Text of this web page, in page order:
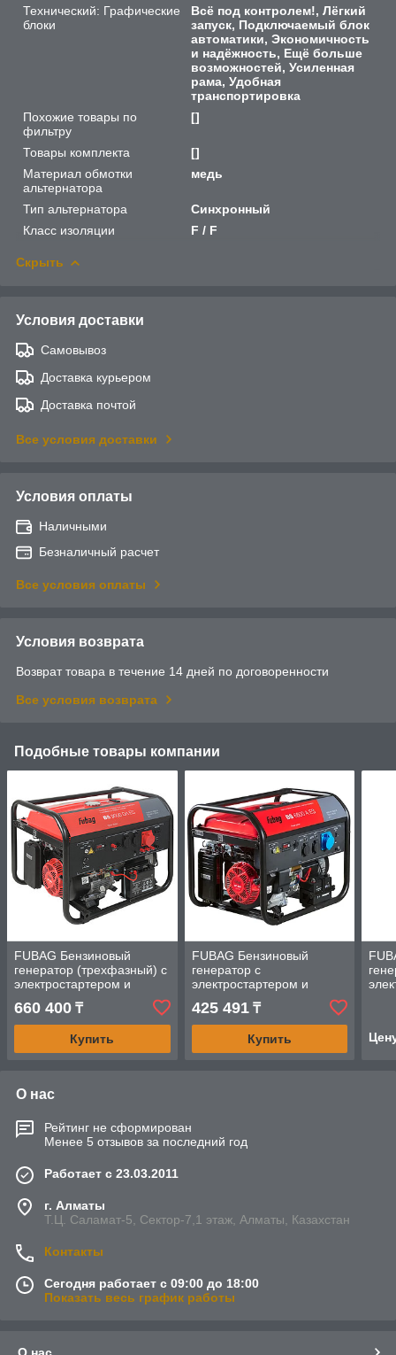
Технический: Графические
блоки
Всё под контролем!, Лёгкий
запуск, Подключаемый блок
автоматики, Экономичность
и надёжность, Ещё больше
возможностей, Усиленная
рама, Удобная
транспортировка
Похожие товары по
фильтру
[]
Товары комплекта
[]
Материал обмотки
альтернатора
медь
Тип альтернатора
Синхронный
Класс изоляции
F / F
Скрыть
Условия доставки
Самовывоз
Доставка курьером
Доставка почтой
Все условия доставки
Условия оплаты
Наличными
Безналичный расчет
Все условия оплаты
Условия возврата
Возврат товара в течение 14 дней по договоренности
Все условия возврата
Подобные товары компании
FUBAG Бензиновый
генератор (трехфазный) с
электростартером и
коннектором автоматики
BS 9000 DA ES
660 400 ₸
Купить
FUBAG Бензиновый
генератор с
электростартером и
коннектором автоматики
BS 6600 A ES
425 491₸
Купить
О нас
Рейтинг не сформирован
Менее 5 отзывов за последний год
Работает с 23.03.2011
г. Алматы
Т.Ц. Саламат-5, Cектор-7,1 этаж, Алматы, Казахстан
Контакты
Сегодня работает с 09:00 до 18:00
Показать весь график работы